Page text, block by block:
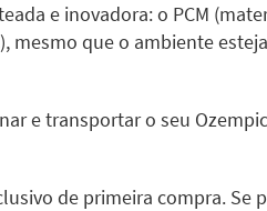
e inovadora: o PCM
mesmo que o ambiente
e transportar o seu
de primeira compra. Se